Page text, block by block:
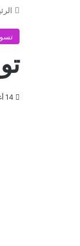
14 أغسطس، 2021